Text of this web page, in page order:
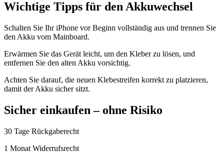
Wichtige Tipps für den Akkuwechsel
Schalten Sie Ihr iPhone vor Beginn vollständig aus und trennen Sie
den Akku vom Mainboard.
Erwärmen Sie das Gerät leicht, um den Kleber zu lösen, und
entfernen Sie den alten Akku vorsichtig.
Achten Sie darauf, die neuen Klebestreifen korrekt zu platzieren,
damit der Akku sicher sitzt.
Sicher einkaufen – ohne Risiko
30 Tage Rückgaberecht
1 Monat Widerrufsrecht